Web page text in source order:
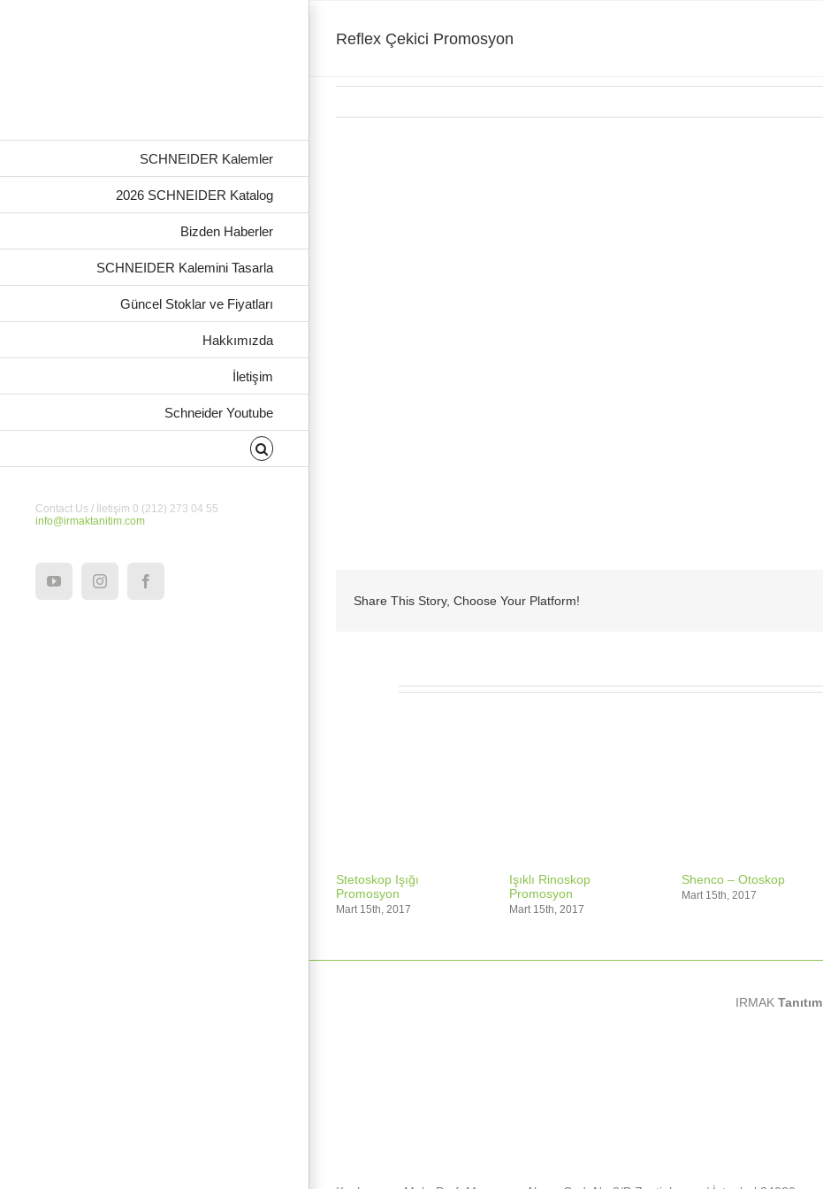
SCHNEIDER Kalemler
2026 SCHNEIDER Katalog
Bizden Haberler
SCHNEIDER Kalemini Tasarla
Güncel Stoklar ve Fiyatları
Hakkımızda
İletişim
Schneider Youtube
Contact Us / İletişim 0 (212) 273 04 55
info@irmaktanitim.com
YouTubeInstagramFacebook
Reflex Çekici Promosyon
Share This Story, Choose Your Platform!
Stetoskop Işığı
Promosyon
Mart 15th, 2017
Işıklı Rinoskop
Promosyon
Mart 15th, 2017
Shenco – Otoskop
Mart 15th, 2017
IRMAK Tanıtım